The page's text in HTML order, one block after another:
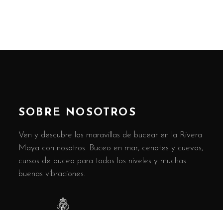
SOBRE NOSOTROS
Ven y descubre las maravillas de bucear en la Rivera
Maya con nosotros. Buceo en mar, cenotes y cuevas,
cursos de buceo para todos los niveles y muchas
buenas vibraciones.